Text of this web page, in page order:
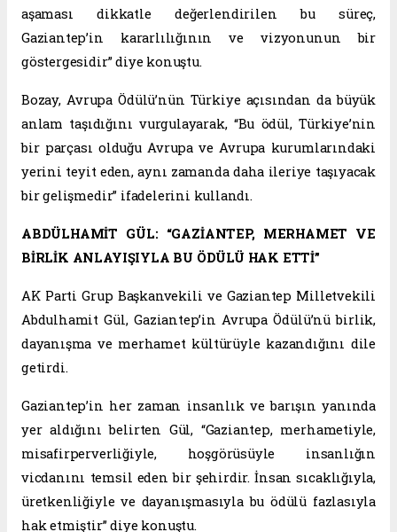
aşaması dikkatle değerlendirilen bu süreç,
Gaziantep’in kararlılığının ve vizyonunun bir
göstergesidir” diye konuştu.
Bozay, Avrupa Ödülü’nün Türkiye açısından da büyük
anlam taşıdığını vurgulayarak, “Bu ödül, Türkiye’nin
bir parçası olduğu Avrupa ve Avrupa kurumlarındaki
yerini teyit eden, aynı zamanda daha ileriye taşıyacak
bir gelişmedir” ifadelerini kullandı.
ABDÜLHAMİT GÜL: “GAZİANTEP, MERHAMET VE
BİRLİK ANLAYIŞIYLA BU ÖDÜLÜ HAK ETTİ”
AK Parti Grup Başkanvekili ve Gaziantep Milletvekili
Abdulhamit Gül, Gaziantep’in Avrupa Ödülü’nü birlik,
dayanışma ve merhamet kültürüyle kazandığını dile
getirdi.
Gaziantep’in her zaman insanlık ve barışın yanında
yer aldığını belirten Gül, “Gaziantep, merhametiyle,
misafirperverliğiyle, hoşgörüsüyle insanlığın
vicdanını temsil eden bir şehirdir. İnsan sıcaklığıyla,
üretkenliğiyle ve dayanışmasıyla bu ödülü fazlasıyla
hak etmiştir” diye konuştu.